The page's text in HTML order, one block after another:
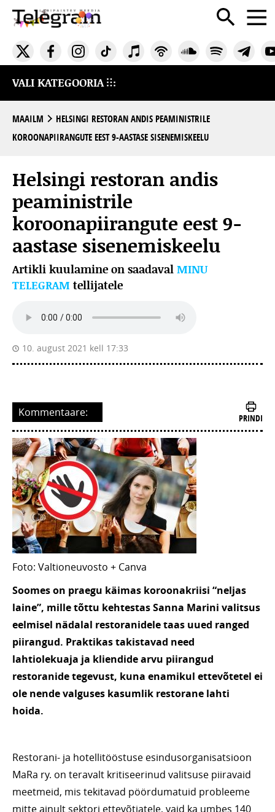
VALI KATEGOORIA
MAAILM
HELSINGI RESTORAN ANDIS PEAMINISTRILE
KOROONAPIIRANGUTE EEST 9-AASTASE SISENEMISKEELU
Helsingi restoran andis
peaministrile
koroonapiirangute eest 9-
aastase sisenemiskeelu
Artikli kuulamine on saadaval MINU
TELEGRAM tellijatele
10. august 2021 kell 17:33
Kommentaare: PRINDI
Foto: Valtioneuvosto + Canva
Soomes on praegu käimas koroonakriisi “neljas
laine”, mille tõttu kehtestas Sanna Marini valitsus
eelmisel nädalal restoranidele taas uued ranged
piirangud. Praktikas takistavad need
lahtiolekuaja ja kliendide arvu piirangud
restoranide tegevust, kuna enamikul ettevõtetel ei
ole nende valguses kasumlik restorane lahti
hoida.
Restorani- ja hotellitööstuse esindusorganisatsioon
MaRa ry. on teravalt kritiseerinud valitsuse piiravaid
meetmeid, mis tekitavad pöördumatuid probleeme
mitte ainult sektori ettevõtjatele, vaid ka umbes 140